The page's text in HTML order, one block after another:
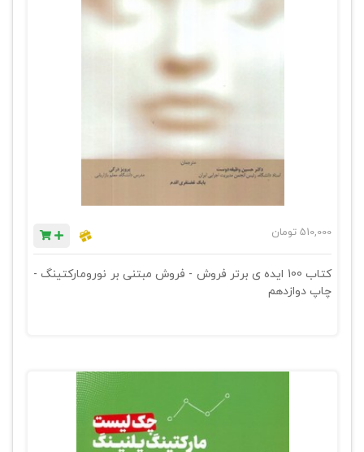
510,000 تومان
کتاب 100 ایده ی برتر فروش - فروش مبتنی بر نورومارکتینگ -
چاپ دوازدهم